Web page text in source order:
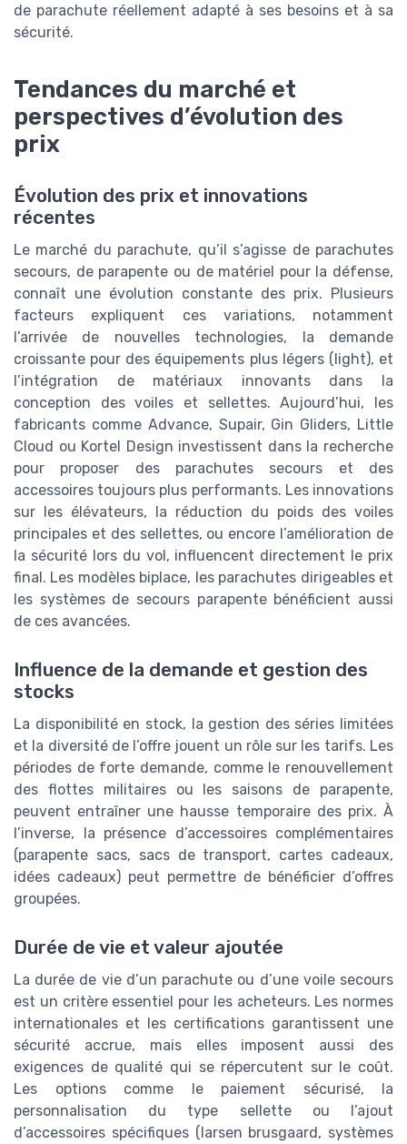
de parachute réellement adapté à ses besoins et à sa
sécurité.
Tendances du marché et
perspectives d’évolution des
prix
Évolution des prix et innovations
récentes
Le marché du parachute, qu’il s’agisse de parachutes
secours, de parapente ou de matériel pour la défense,
connaît une évolution constante des prix. Plusieurs
facteurs expliquent ces variations, notamment
l’arrivée de nouvelles technologies, la demande
croissante pour des équipements plus légers (light), et
l’intégration de matériaux innovants dans la
conception des voiles et sellettes. Aujourd’hui, les
fabricants comme Advance, Supair, Gin Gliders, Little
Cloud ou Kortel Design investissent dans la recherche
pour proposer des parachutes secours et des
accessoires toujours plus performants. Les innovations
sur les élévateurs, la réduction du poids des voiles
principales et des sellettes, ou encore l’amélioration de
la sécurité lors du vol, influencent directement le prix
final. Les modèles biplace, les parachutes dirigeables et
les systèmes de secours parapente bénéficient aussi
de ces avancées.
Influence de la demande et gestion des
stocks
La disponibilité en stock, la gestion des séries limitées
et la diversité de l’offre jouent un rôle sur les tarifs. Les
périodes de forte demande, comme le renouvellement
des flottes militaires ou les saisons de parapente,
peuvent entraîner une hausse temporaire des prix. À
l’inverse, la présence d’accessoires complémentaires
(parapente sacs, sacs de transport, cartes cadeaux,
idées cadeaux) peut permettre de bénéficier d’offres
groupées.
Durée de vie et valeur ajoutée
La durée de vie d’un parachute ou d’une voile secours
est un critère essentiel pour les acheteurs. Les normes
internationales et les certifications garantissent une
sécurité accrue, mais elles imposent aussi des
exigences de qualité qui se répercutent sur le coût.
Les options comme le paiement sécurisé, la
personnalisation du type sellette ou l’ajout
d’accessoires spécifiques (larsen brusgaard, systèmes